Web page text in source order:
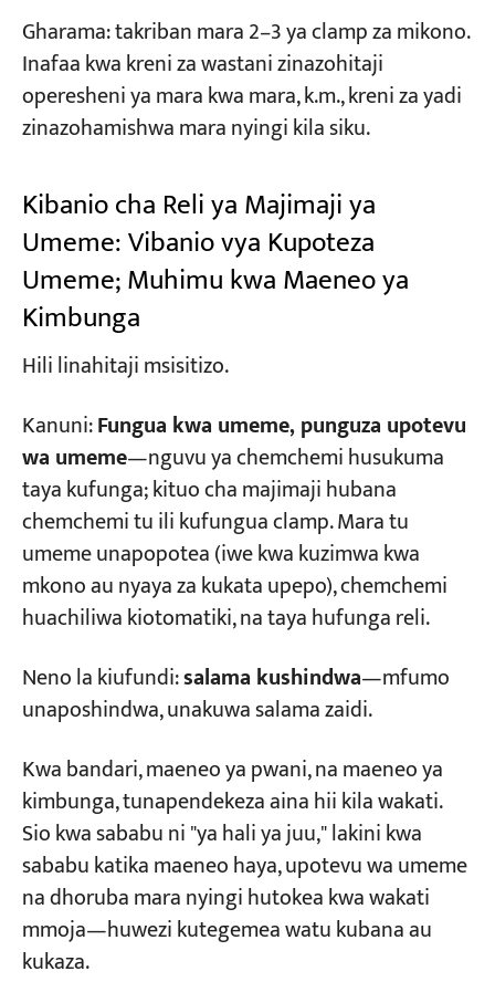
Gharama: takriban mara 2–3 ya clamp za mikono.
Inafaa kwa kreni za wastani zinazohitaji
operesheni ya mara kwa mara, k.m., kreni za yadi
zinazohamishwa mara nyingi kila siku.
Kibanio cha Reli ya Majimaji ya
Umeme: Vibanio vya Kupoteza
Umeme; Muhimu kwa Maeneo ya
Kimbunga
Hili linahitaji msisitizo.
Kanuni:Fungua kwa umeme, punguza upotevu
wa umeme—nguvu ya chemchemi husukuma
taya kufunga; kituo cha majimaji hubana
chemchemi tu ili kufungua clamp. Mara tu
umeme unapopotea (iwe kwa kuzimwa kwa
mkono au nyaya za kukata upepo), chemchemi
huachiliwa kiotomatiki, na taya hufunga reli.
Neno la kiufundi:salama kushindwa—mfumo
unaposhindwa, unakuwa salama zaidi.
Kwa bandari, maeneo ya pwani, na maeneo ya
kimbunga, tunapendekeza aina hii kila wakati.
Sio kwa sababu ni "ya hali ya juu," lakini kwa
sababu katika maeneo haya, upotevu wa umeme
na dhoruba mara nyingi hutokea kwa wakati
mmoja—huwezi kutegemea watu kubana au
kukaza.